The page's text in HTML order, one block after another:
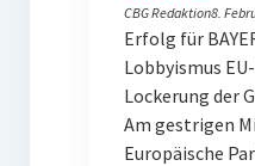
CBG Redaktion8.
Erfolg für
Lobbyismus
Lockerung der
Am gestrigen
Europäische